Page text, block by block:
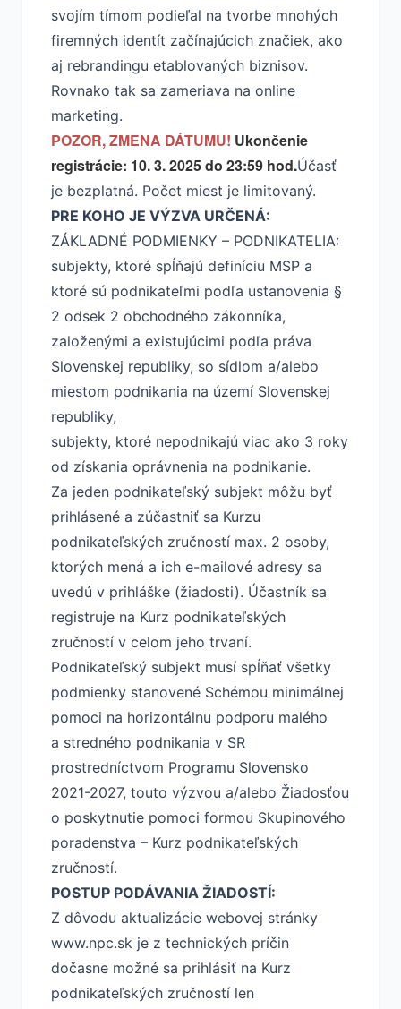
svojím tímom podieľal na tvorbe mnohých
firemných identít začínajúcich značiek, ako
aj rebrandingu etablovaných biznisov.
Rovnako tak sa zameriava na online
marketing.
POZOR, ZMENA DÁTUMU! Ukončenie
registrácie: 10. 3. 2025 do 23:59 hod.Účasť
je bezplatná. Počet miest je limitovaný.
PRE KOHO JE VÝZVA URČENÁ:
ZÁKLADNÉ PODMIENKY – PODNIKATELIA:
subjekty, ktoré spĺňajú definíciu MSP a
ktoré sú podnikateľmi podľa ustanovenia §
2 odsek 2 obchodného zákonníka,
založenými a existujúcimi podľa práva
Slovenskej republiky, so sídlom a/alebo
miestom podnikania na území Slovenskej
republiky,
subjekty, ktoré nepodnikajú viac ako 3 roky
od získania oprávnenia na podnikanie.
Za jeden podnikateľský subjekt môžu byť
prihlásené a zúčastniť sa Kurzu
podnikateľských zručností max. 2 osoby,
ktorých mená a ich e-mailové adresy sa
uvedú v prihláške (žiadosti). Účastník sa
registruje na Kurz podnikateľských
zručností v celom jeho trvaní.
Podnikateľský subjekt musí spĺňať všetky
podmienky stanovené Schémou minimálnej
pomoci na horizontálnu podporu malého
a stredného podnikania v SR
prostredníctvom Programu Slovensko
2021-2027, touto výzvou a/alebo Žiadosťou
o poskytnutie pomoci formou Skupinového
poradenstva – Kurz podnikateľských
zručností.
POSTUP PODÁVANIA ŽIADOSTÍ:
Z dôvodu aktualizácie webovej stránky
www.npc.sk je z technických príčin
dočasne možné sa prihlásiť na Kurz
podnikateľských zručností len